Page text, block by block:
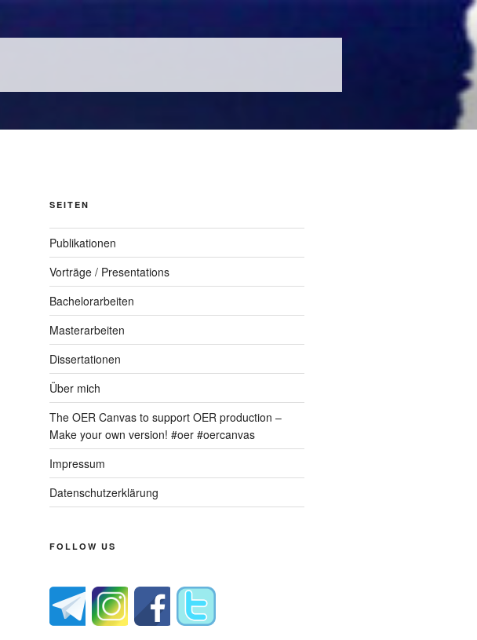
SEITEN
Publikationen
Vorträge / Presentations
Bachelorarbeiten
Masterarbeiten
Dissertationen
Über mich
The OER Canvas to support OER production –
Make your own version! #oer #oercanvas
Impressum
Datenschutzerklärung
FOLLOW US